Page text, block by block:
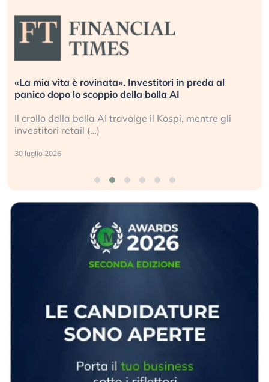
«La mia vita è rovinata». Investitori in preda al
panico dopo lo scoppio della bolla AI
Il crollo della bolla AI travolge il Kospi, mentre gli
investitori retail (…)
30 luglio 2026